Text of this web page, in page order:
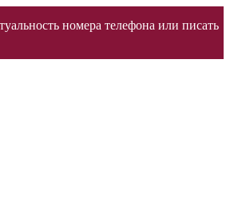
номера телефона или писать